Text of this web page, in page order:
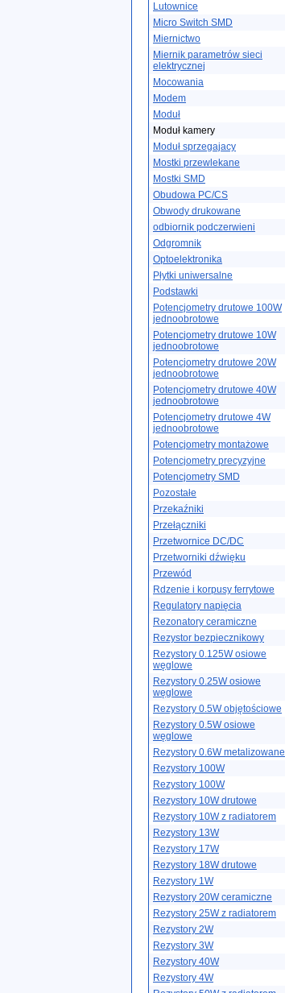
Lutownice
Micro Switch SMD
Miernictwo
Miernik parametrów sieci
elektrycznej
Mocowania
Modem
Moduł
Moduł kamery
Moduł sprzegajacy
Mostki przewlekane
Mostki SMD
Obudowa PC/CS
Obwody drukowane
odbiornik podczerwieni
Odgromnik
Optoelektronika
Płytki uniwersalne
Podstawki
Potencjometry drutowe 100W
jednoobrotowe
Potencjometry drutowe 10W
jednoobrotowe
Potencjometry drutowe 20W
jednoobrotowe
Potencjometry drutowe 40W
jednoobrotowe
Potencjometry drutowe 4W
jednoobrotowe
Potencjometry montażowe
Potencjometry precyzyjne
Potencjometry SMD
Pozostałe
Przekaźniki
Przełączniki
Przetwornice DC/DC
Przetworniki dźwięku
Przewód
Rdzenie i korpusy ferrytowe
Regulatory napięcia
Rezonatory ceramiczne
Rezystor bezpiecznikowy
Rezystory 0.125W osiowe
węglowe
Rezystory 0.25W osiowe
węglowe
Rezystory 0.5W objętościowe
Rezystory 0.5W osiowe
węglowe
Rezystory 0.6W metalizowane
Rezystory 100W
Rezystory 100W
Rezystory 10W drutowe
Rezystory 10W z radiatorem
Rezystory 13W
Rezystory 17W
Rezystory 18W drutowe
Rezystory 1W
Rezystory 20W ceramiczne
Rezystory 25W z radiatorem
Rezystory 2W
Rezystory 3W
Rezystory 40W
Rezystory 4W